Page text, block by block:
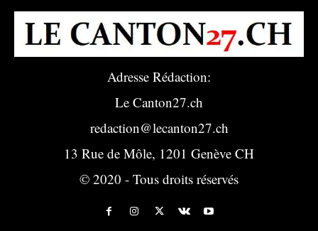
Adresse Rédaction:
Le Canton27.ch
redaction@lecanton27.ch
13 Rue de Môle, 1201 Genève CH
© 2020 - Tous droits réservés